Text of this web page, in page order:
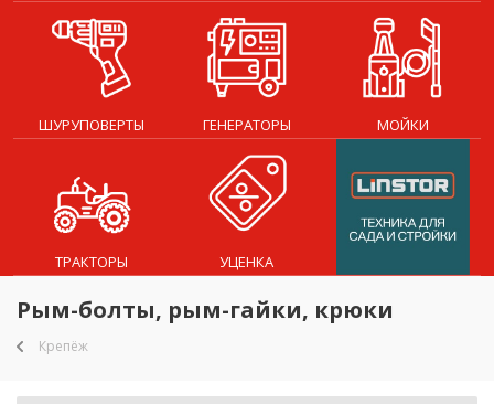
ШУРУПОВЕРТЫ ГЕНЕРАТОРЫ МОЙКИ
ТРАКТОРЫ УЦЕНКА
Рым-болты, рым-гайки, крюки
Крепёж